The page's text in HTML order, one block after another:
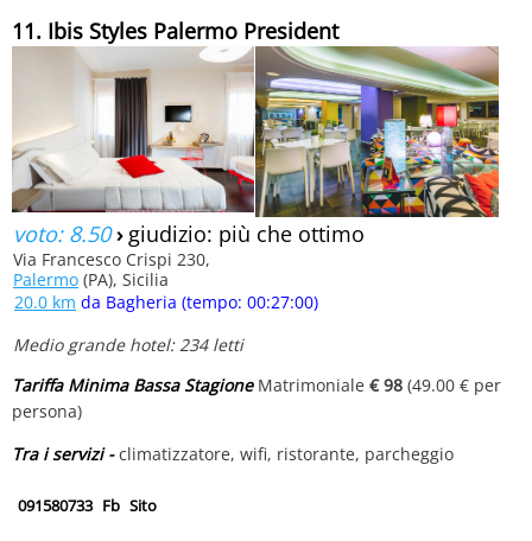
11. Ibis Styles Palermo President
voto: 8.50› giudizio: più che ottimo
Via Francesco Crispi 230,
Palermo (PA), Sicilia
20.0 km da Bagheria (tempo: 00:27:00)
Medio grande hotel: 234 letti
Tariffa Minima Bassa StagioneMatrimoniale € 98 (49.00 € per
persona)
Tra i servizi -climatizzatore, wifi, ristorante, parcheggio
091580733 Fb Sito